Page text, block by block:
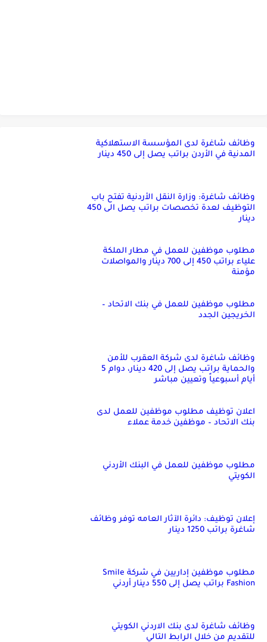
وظائف شاغرة لدى المؤسسة الاستهلاكية
المدنية في الأردن براتب يصل إلى 450 دينار
وظائف شاغرة: وزارة النقل الأردنية تفتح باب
التوظيف لعدة تخصصات براتب يصل الى 450
دينار
مطلوب موظفين للعمل في مطار الملكة
علياء براتب 450 إلى 700 دينار والمواصلات
مؤمنة
مطلوب موظفين للعمل في بنك الاتحاد –
الخريجين الجدد
وظائف شاغرة لدى شركة العقرب للأمن
والحماية براتب يصل إلى 420 دينار، دوام 5
أيام أسبوعياً وتعيين مباشر
اعلان توظيف مطلوب موظفين للعمل لدى
بنك الاتحاد – موظفين خدمة عملاء
مطلوب موظفين للعمل في البنك الأردني
الكويتي
إعلان توظيف: دائرة الآثار العامه توفر وظائف
شاغرة براتب 1250 دينار
مطلوب موظفين إداريين في شركة Smile
Fashion براتب يصل إلى 550 دينار أردني
وظائف شاغرة لدى بنك الاردني الكويتي
للتقديم من خلال الرابط التالي